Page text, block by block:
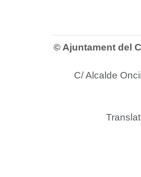
© Ajuntament del
C/ Alcalde